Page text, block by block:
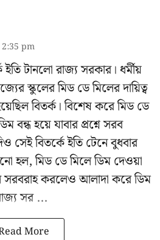
2:35 pm
টানলো রাজ্য সরকার। ধর্মীয়
স্কুলের মিড ডে মিলের দায়িত্ব
বিতর্ক। বিশেষ করে মিড ডে
হয়ে যাবার প্রশ্নে সরব
সেই বিতর্কে ইতি টেনে বুধবার
হল, মিড ডে মিলে ডিম দেওয়া
সরবরাহ করলেও আলাদা করে ডিম
সর ...
More